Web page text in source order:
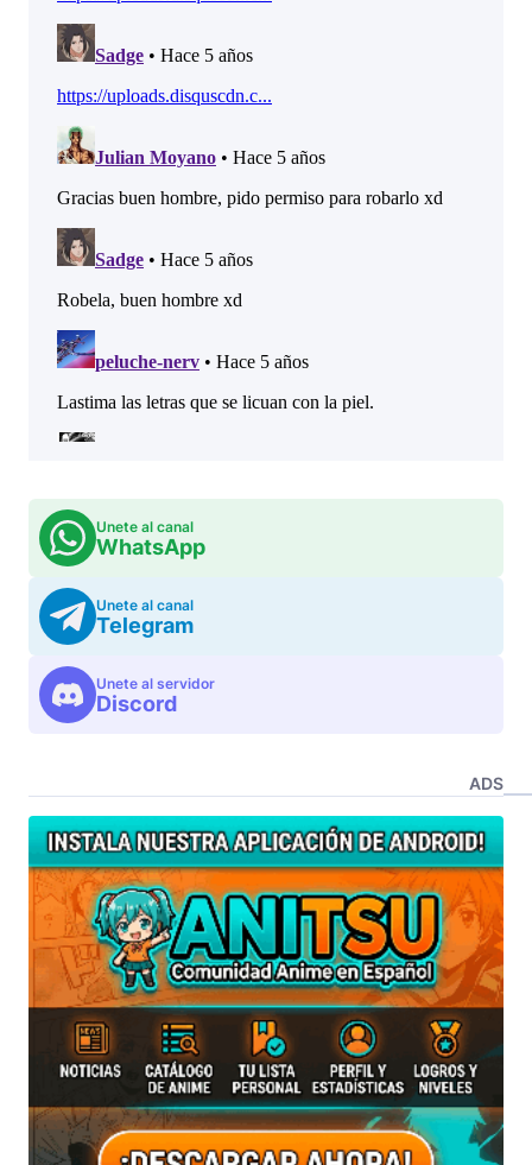
Unete al canal
WhatsApp
Unete al canal
Telegram
Unete al servidor
Discord
ADS